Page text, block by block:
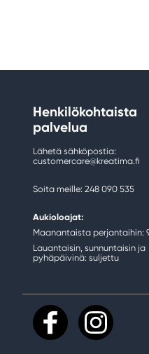
Henkilökohtaista
palvelua
Lähetä sähköpostia:
customercare@kreatima.fi
Soita meille: 248 090 535
Aukioloajat:
Maanantaista perjantaihin:
Lauantaisin, sunnuntaisin ja
pyhäpäivinä: suljettu